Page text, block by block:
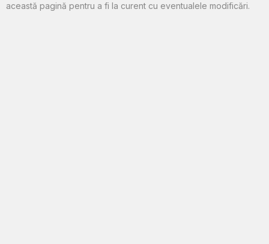
această pagină pentru a fi la curent cu eventualele modificări.